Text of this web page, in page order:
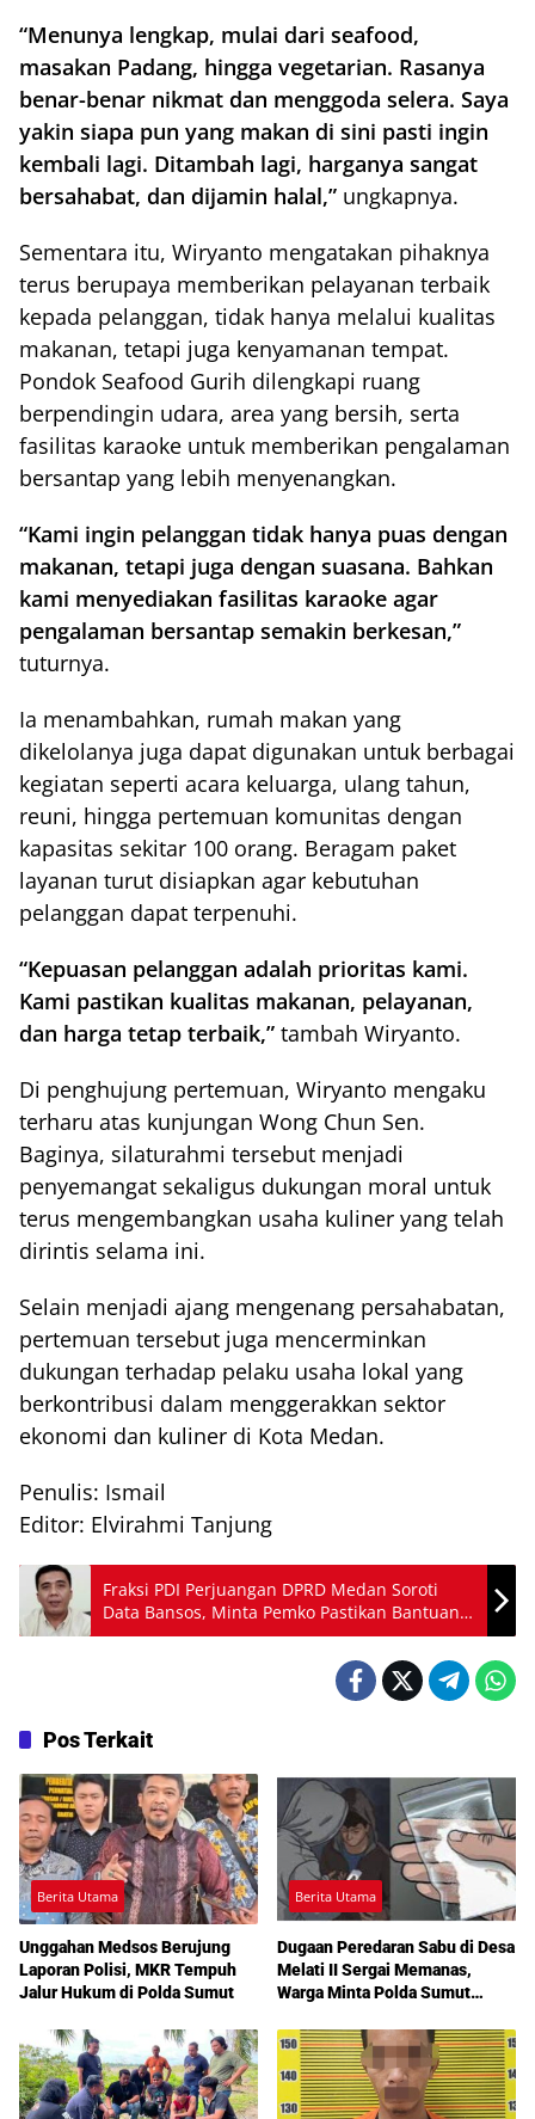
“Menunya lengkap, mulai dari seafood,
masakan Padang, hingga vegetarian. Rasanya
benar-benar nikmat dan menggoda selera. Saya
yakin siapa pun yang makan di sini pasti ingin
kembali lagi. Ditambah lagi, harganya sangat
bersahabat, dan dijamin halal,” ungkapnya.
Sementara itu, Wiryanto mengatakan pihaknya
terus berupaya memberikan pelayanan terbaik
kepada pelanggan, tidak hanya melalui kualitas
makanan, tetapi juga kenyamanan tempat.
Pondok Seafood Gurih dilengkapi ruang
berpendingin udara, area yang bersih, serta
fasilitas karaoke untuk memberikan pengalaman
bersantap yang lebih menyenangkan.
“Kami ingin pelanggan tidak hanya puas dengan
makanan, tetapi juga dengan suasana. Bahkan
kami menyediakan fasilitas karaoke agar
pengalaman bersantap semakin berkesan,”
tuturnya.
Ia menambahkan, rumah makan yang
dikelolanya juga dapat digunakan untuk berbagai
kegiatan seperti acara keluarga, ulang tahun,
reuni, hingga pertemuan komunitas dengan
kapasitas sekitar 100 orang. Beragam paket
layanan turut disiapkan agar kebutuhan
pelanggan dapat terpenuhi.
“Kepuasan pelanggan adalah prioritas kami.
Kami pastikan kualitas makanan, pelayanan,
dan harga tetap terbaik,” tambah Wiryanto.
Di penghujung pertemuan, Wiryanto mengaku
terharu atas kunjungan Wong Chun Sen.
Baginya, silaturahmi tersebut menjadi
penyemangat sekaligus dukungan moral untuk
terus mengembangkan usaha kuliner yang telah
dirintis selama ini.
Selain menjadi ajang mengenang persahabatan,
pertemuan tersebut juga mencerminkan
dukungan terhadap pelaku usaha lokal yang
berkontribusi dalam menggerakkan sektor
ekonomi dan kuliner di Kota Medan.
Penulis: Ismail
Editor: Elvirahmi Tanjung
Fraksi PDI Perjuangan DPRD Medan Soroti
Data Bansos, Minta Pemko Pastikan Bantuan
Tepat Sasaran
Pos Terkait
Berita Utama
Unggahan Medsos Berujung
Laporan Polisi, MKR Tempuh
Jalur Hukum di Polda Sumut
Berita Utama
Dugaan Peredaran Sabu di Desa
Melati II Sergai Memanas,
Warga Minta Polda Sumut